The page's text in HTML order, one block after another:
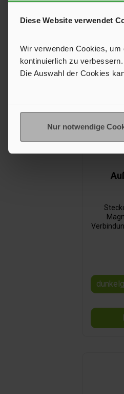
Diese Website verwendet
Wir verwenden Cookies,
kontinuierlich zu verbessern.
Die Auswahl der Cookies
Nur notwendige